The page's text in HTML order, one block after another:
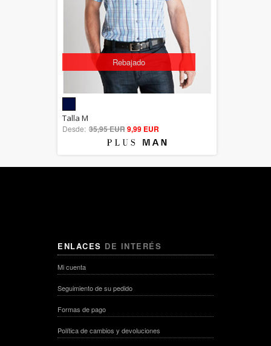
Rebajado
out of 5
Talla M
Desde: 35,95 EUR9,99 EUR
ENLACES DE INTERÉS
Mi cuenta
Seguimiento de su pedido
Formas de pago
Política de cambios y devoluciones